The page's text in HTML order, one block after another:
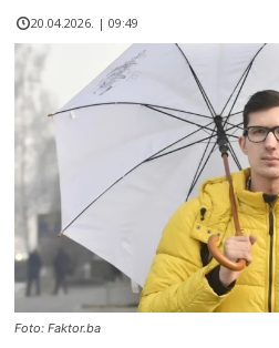
20.04.2026. | 09:49
Foto: Faktor.ba